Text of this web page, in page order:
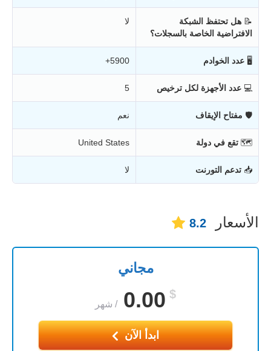
📝 هل تحتفظ الشبكة
الافتراضية الخاصة بالسجلات؟
لا
🖥 عدد الخوادم 5900+
💻 عدد الأجهزة لكل ترخيص 5
🛡 مفتاح الإيقاف نعم
🗺 تقع في دولة United States
📥 تدعم التورنت لا
الأسعار 8.2
مجاني
$
0.00
/ شهر
ابدأ الآن